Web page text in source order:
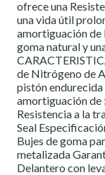
ofrece una
una vida útil
amortiguación de
goma natural y
de Nitrógeno de
pistón
amortiguación de
Resistencia a la
Seal
Bujes de goma
metalizada
Delantero con